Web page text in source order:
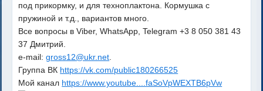
под прикормку, и для техноплактона. Кормушка с
пружиной и т.д., вариантов много.
Все вопросы в Viber, WhatsApp, Telegram +3 8 050 381 43
37 Дмитрий.
e-mail:gross12@ukr.net.
Группа ВК https://vk.com/public180266525
Мой канал https://www.youtube....faSoVpWEXTB6pVw